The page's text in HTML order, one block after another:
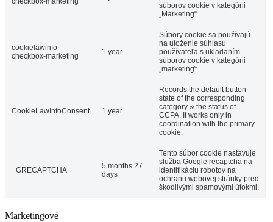
súborov cookie v kategórii
„Marketing“.
cookielawinfo-
checkbox-marketing
1 year
Súbory cookie sa používajú
na uloženie súhlasu
používateľa s ukladaním
súborov cookie v kategórii
„marketing“.
CookieLawInfoConsent 1 year
Records the default button
state of the corresponding
category & the status of
CCPA. It works only in
coordination with the primary
cookie.
_GRECAPTCHA
5 months 27
days
Tento súbor cookie nastavuje
služba Google recaptcha na
identifikáciu robotov na
ochranu webovej stránky pred
škodlivými spamovými útokmi.
Marketingové